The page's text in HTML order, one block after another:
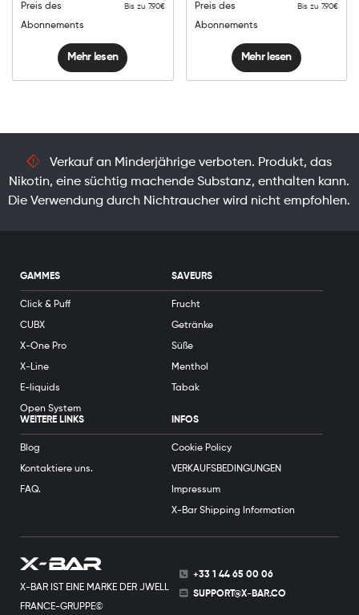
Preis des
Abonnements
Bis zu 7.90€
Mehr lesen
Preis des
Abonnements
Bis zu 7.90€
Mehr lesen
Verkauf an Minderjährige verboten. Produkt, das
Nikotin, eine süchtig machende Substanz, enthalten kann.
Die Verwendung durch Nichtraucher wird nicht empfohlen.
X-BAR IST EINE MARKE DER JWELL
FRANCE-GRUPPE©
+33 1 44 65 00 06
SUPPORT@X-BAR.CO
GAMMES
Click & Puff
CUBX
X-One Pro
X-Line
E-liquids
Open System
SAVEURS
Frucht
Getränke
Süße
Menthol
Tabak
WEITERE LINKS
Blog
Kontaktiere uns.
FAQ.
INFOS
Cookie Policy
VERKAUFSBEDINGUNGEN
Impressum
X-Bar Shipping Information